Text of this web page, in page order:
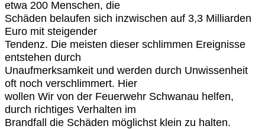
etwa 200 Menschen, die
Schäden belaufen sich inzwischen auf 3,3 Milliarden
Euro mit steigender
Tendenz. Die meisten dieser schlimmen Ereignisse
entstehen durch
Unaufmerksamkeit und werden durch Unwissenheit
oft noch verschlimmert. Hier
wollen Wir von der Feuerwehr Schwanau helfen,
durch richtiges Verhalten im
Brandfall die Schäden möglichst klein zu halten.